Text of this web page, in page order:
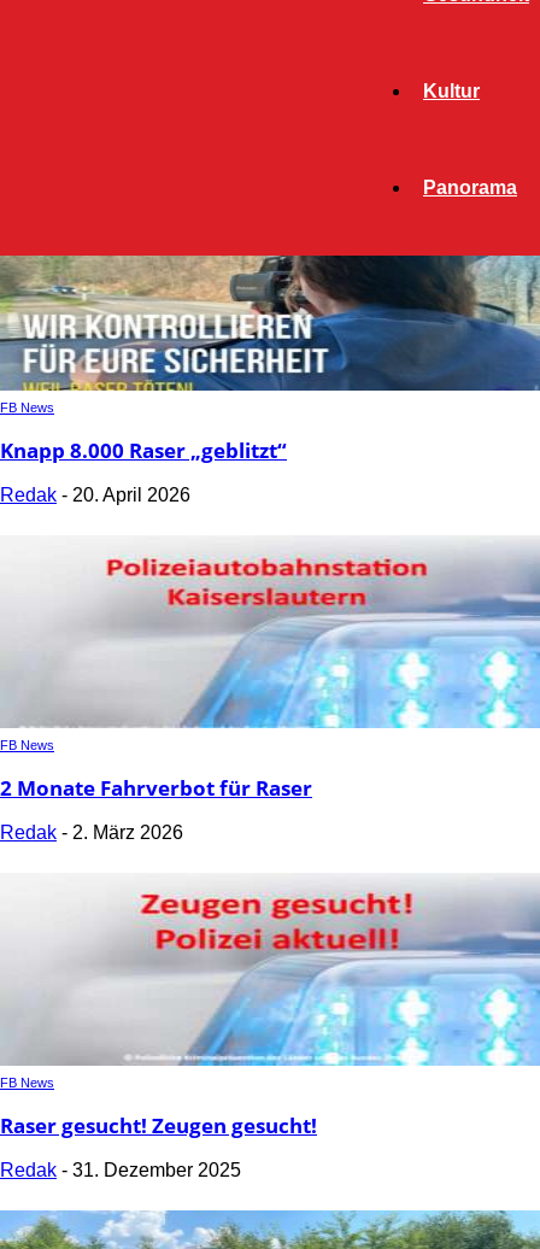
Kultur
Panorama
FB News
Knapp 8.000 Raser „geblitzt“
Redak - 20. April 2026
FB News
2 Monate Fahrverbot für Raser
Redak - 2. März 2026
FB News
Raser gesucht! Zeugen gesucht!
Redak - 31. Dezember 2025